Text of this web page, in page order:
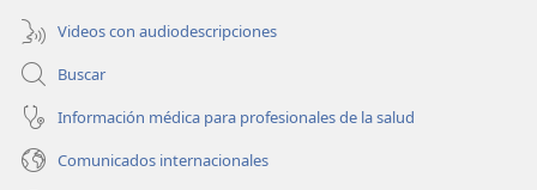
Videos con audiodescripciones
Buscar
Información médica para profesionales de la salud
Comunicados internacionales